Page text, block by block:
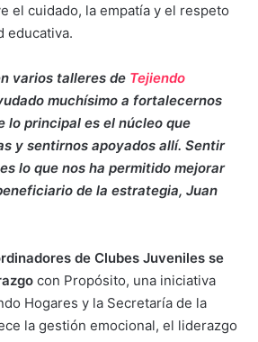
el cuidado, la empatía y el respeto
educativa.
varios talleres de Tejiendo
muchísimo a fortalecernos
lo principal es el núcleo que
y sentirnos apoyados allí. Sentir
lo que nos ha permitido mejorar
de la estrategia, Juan
de Clubes Juveniles se
con Propósito, una iniciativa
Hogares y la Secretaría de la
la gestión emocional, el liderazgo